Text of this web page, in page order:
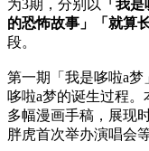
为3期，分别以
「我
的恐怖故事」「就算
段。
第一期「我是哆啦a梦
哆啦a梦的诞生过程。
多幅漫画手稿，展现
胖虎首次举办演唱会